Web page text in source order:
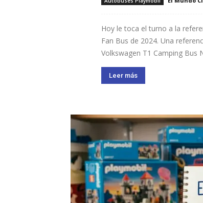
Hoy le toca el turno a la
Fan Bus de 2024. Una
Volkswagen T1 Camping Bus
Leer más